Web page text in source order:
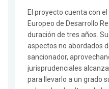
El proyecto cuenta con
Europeo de Desarrollo
duración de tres años.
aspectos no abordados
sancionador,
jurisprudenciales
para llevarlo a un grado